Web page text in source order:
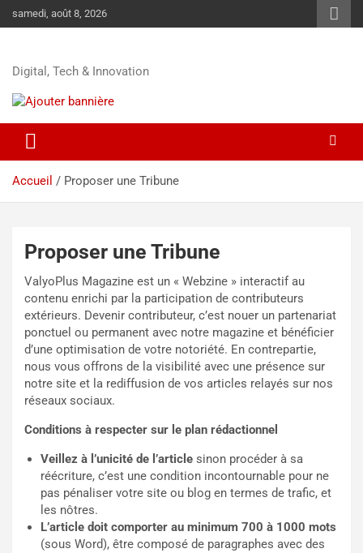
samedi, août 8, 2026
Digital, Tech & Innovation
Accueil Proposer une Tribune
Proposer une Tribune
ValyoPlus Magazine est un « Webzine » interactif au
contenu enrichi par la participation de contributeurs
extérieurs. Devenir contributeur, c’est nouer un partenariat
ponctuel ou permanent avec notre magazine et bénéficier
d’une optimisation de votre notoriété. En contrepartie,
nous vous offrons de la visibilité avec une présence sur
notre site et la rediffusion de vos articles relayés sur nos
réseaux sociaux.
Conditions à respecter sur le plan rédactionnel
Veillez à l’unicité de l’article sinon procéder à sa
réécriture, c’est une condition incontournable pour ne
pas pénaliser votre site ou blog en termes de trafic, et
les nôtres.
L’article doit comporter au minimum 700 à 1000 mots
(sous Word), être composé de paragraphes avec des